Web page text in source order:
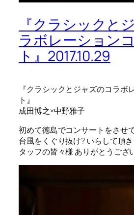
『クラシックと
ラボレーション
ト』2017.10.29
『クラシックとジャズのコラボ
ト』
成田博之×中野雅子
初めて徳島でコンサートをさせ
台風をくぐり抜け? いらして頂
タッフの皆々様 ありがとうござ